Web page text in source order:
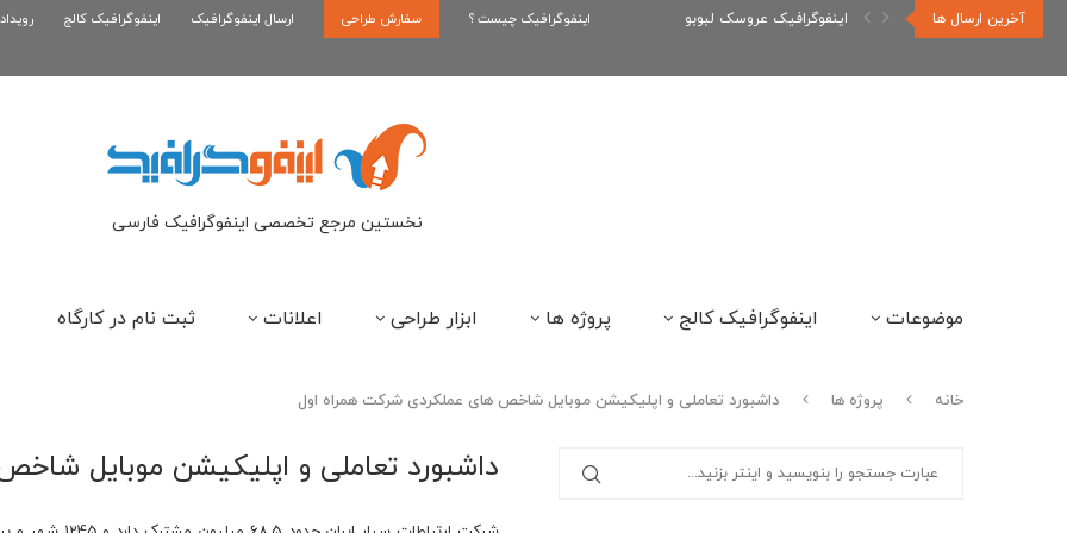
آخرین ارسال ها
اینفوگرافیک رپر های فارسی نسل...
اینفوگرافیک بازی کلش رویال اینفوگرافیک چیست ؟ سفارش طراحی ارسال اینفوگرافیک اینفوگرافیک کالج
نخستین مرجع تخصصی اینفوگرافیک فارسی
موضوعات اینفوگرافیک کالج پروژه ها ابزار طراحی اعلانات ثبت نام در کارگاه
خانه پروژه ها داشبورد تعاملی و اپلیکیشن موبایل شاخص های عملکردی شرکت همراه اول
داشبورد تعاملی و اپلیکیشن موبایل